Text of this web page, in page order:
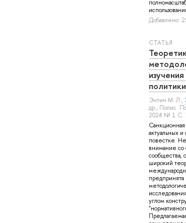
Добавлено:
СТАТЬЯ
Энтин М. Л.,
др., Полис.
2024 № 1 С.
Санкционная
актуальных
повестке.
внимание со
сообщества,
широкий
предпринята
углом